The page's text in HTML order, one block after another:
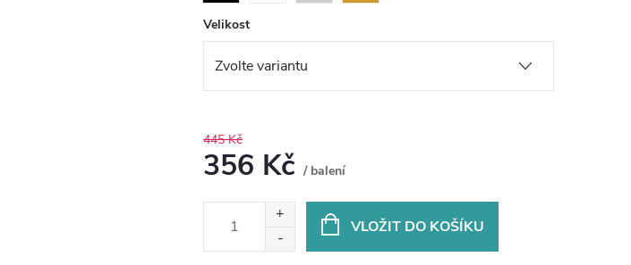
Velikost
445 Kč
356 Kč / balení
VLOŽIT DO KOŠÍKU